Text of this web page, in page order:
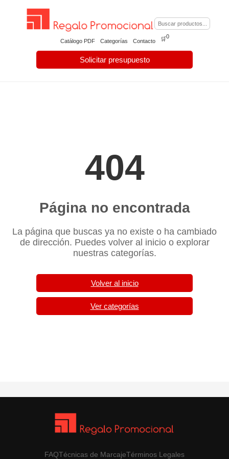
Catálogo PDF Categorías Contacto
Solicitar presupuesto
🛒0
404
Página no encontrada
La página que buscas ya no existe o ha cambiado
de dirección. Puedes volver al inicio o explorar
nuestras categorías.
Volver al inicio
Ver categorías
FAQTécnicas de MarcajeTérminos Legales